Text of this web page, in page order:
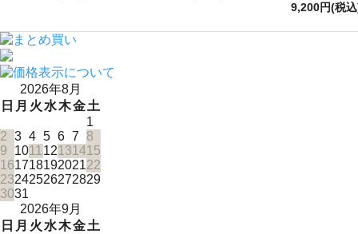
9,200円(税
2026年8月
日 月 火水木金土
1
2 3 4 5 6 7
8
9
101112131415
16171819202122
23242526272829
3031
2026年9月
日 月 火水木金土